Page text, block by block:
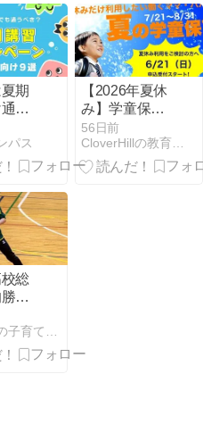
わるかもしれ
ません。
期
う
学
9選
パス
【2026年夏休
み】学童保育
の申込受付を6
月21日より開
始｜教育複合
56日前
CloverHillの教育プログラムとサービス：学童保育
総
利
よ